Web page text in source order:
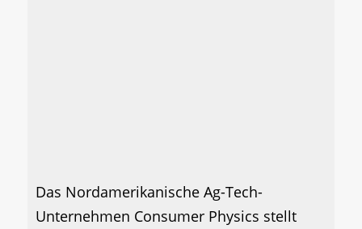
Das Nordamerikanische Ag-Tech-
Unternehmen Consumer Physics stellt